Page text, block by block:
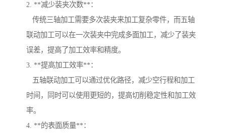
2. **减少装夹次数**：
传统三轴加工需要多次装夹来加工复杂零件，而五轴
联动加工可以在一次装夹中完成多面加工，减少了装夹
误差，提高了加工效率和精度。
3. **提高加工效率**：
五轴联动加工可以通过优化路径，减少空行程和加工
时间，同时可以使用更短的，提高切削稳定性和加工效
率。
4. **的表面质量**：